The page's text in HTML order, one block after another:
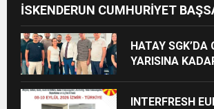
İSKENDERUN CUMHURİYET
ZİYARET
HATAY SGK’DA
YARISINA
INTERFRESH